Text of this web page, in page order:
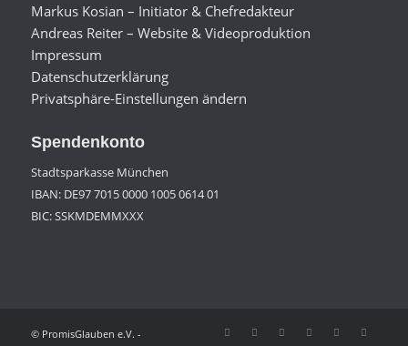
Markus Kosian – Initiator & Chefredakteur
Andreas Reiter – Website & Videoproduktion
Impressum
Datenschutzerklärung
Privatsphäre-Einstellungen ändern
Spendenkonto
Stadtsparkasse München
IBAN: DE97 7015 0000 1005 0614 01
BIC: SSKMDEMMXXX
© PromisGlauben e.V. -